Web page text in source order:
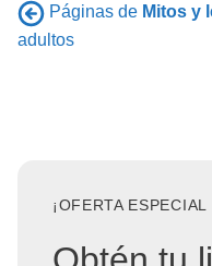
Páginas de Mitos y
adultos
¡OFERTA